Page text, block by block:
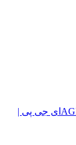
ای جی پی |